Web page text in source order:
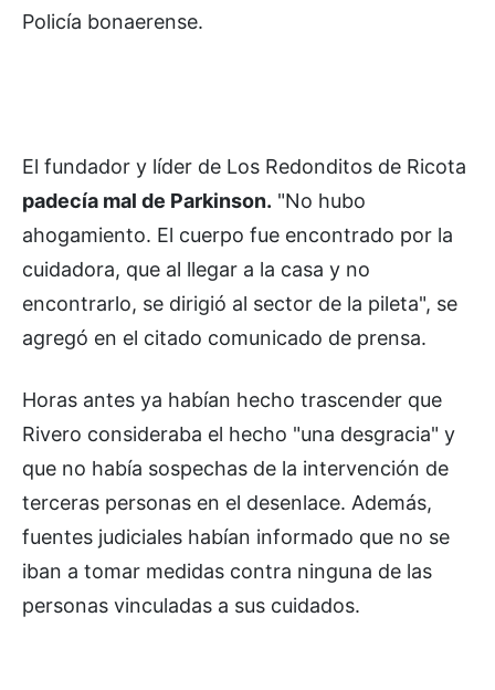
Policía bonaerense.
El fundador y líder de Los Redonditos de Ricota
padecía mal de Parkinson. "No hubo
ahogamiento. El cuerpo fue encontrado por la
cuidadora, que al llegar a la casa y no
encontrarlo, se dirigió al sector de la pileta", se
agregó en el citado comunicado de prensa.
Horas antes ya habían hecho trascender que
Rivero consideraba el hecho "una desgracia" y
que no había sospechas de la intervención de
terceras personas en el desenlace. Además,
fuentes judiciales habían informado que no se
iban a tomar medidas contra ninguna de las
personas vinculadas a sus cuidados.